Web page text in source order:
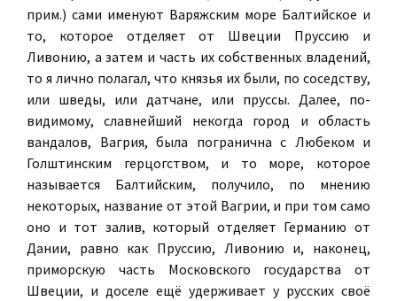
прим.) сами именуют Варяжским море Балтийское и
то, которое отделяет от Швеции Пруссию и
Ливонию, а затем и часть их собственных владений,
то я лично полагал, что князья их были, по соседству,
или шведы, или датчане, или пруссы. Далее, по-
видимому, славнейший некогда город и область
вандалов, Вагрия, была погранична с Любеком и
Голштинским герцогством, и то море, которое
называется Балтийским, получило, по мнению
некоторых, название от этой Вагрии, и при том само
оно и тот залив, который отделяет Германию от
Дании, равно как Пруссию, Ливонию и, наконец,
приморскую часть Московского государства от
Швеции, и доселе ещё удерживает у русских своё